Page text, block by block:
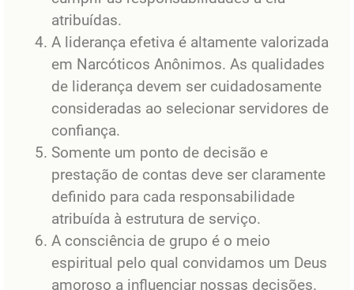
atribuídas.
A liderança efetiva é altamente valorizada
em Narcóticos Anônimos. As qualidades
de liderança devem ser cuidadosamente
consideradas ao selecionar servidores de
confiança.
Somente um ponto de decisão e
prestação de contas deve ser claramente
definido para cada responsabilidade
atribuída à estrutura de serviço.
A consciência de grupo é o meio
espiritual pelo qual convidamos um Deus
amoroso a influenciar nossas decisões.